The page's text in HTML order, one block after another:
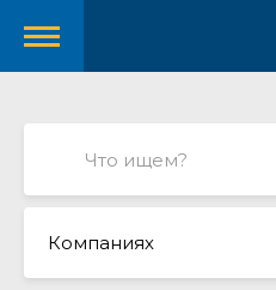
Компаниях